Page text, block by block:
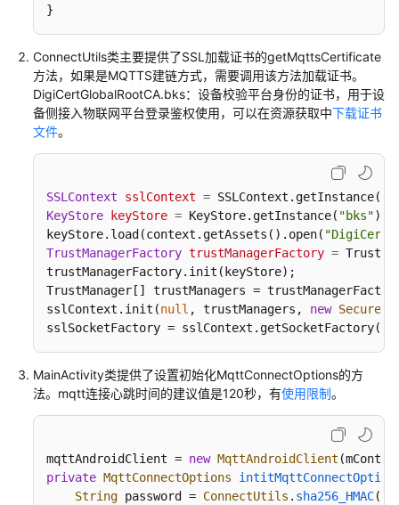
OTA
升
适
配
应
用
侧
集
发
API
}
ConnectUtils类主要提供了SSL加载证书的getMqttsCertificate
方法，如果是MQTTS建链方式，需要调用该方法加载证书。
DigiCertGlobalRootCA.bks：设备校验平台身份的证书，用于设
备侧接入物联网平台登录鉴权使用，可以在资源获取中下载证书
文件。
SSLContext sslContext = SSLContext.getInstance(
KeyStore
keyStore = KeyStore.getInstance( "bks");
keyStore.load(context.getAssets().open(
TrustManagerFactory trustManagerFactory =
trustManagerFactory.init(keyStore);
TrustManager[] trustManagers =
sslContext.init(null , trustManagers, new
sslSocketFactory = sslContext.getSocketFactory();
MainActivity类提供了设置初始化MqttConnectOptions的方
法。mqtt连接心跳时间的建议值是120秒，有使用限制。
mqttAndroidClient = new MqttAndroidClient
private MqttConnectOptions
String password = ConnectUtils . sha256_HMAC